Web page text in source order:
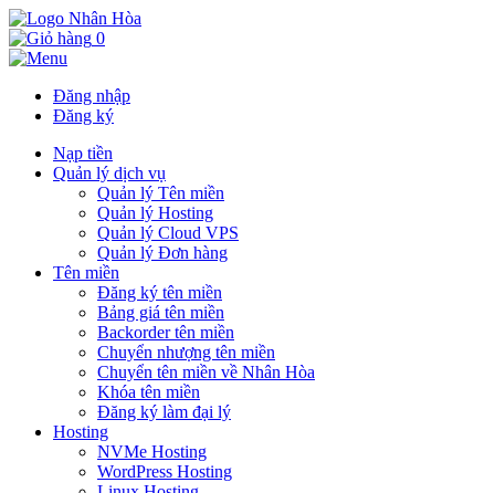
0
Đăng nhập
Đăng ký
Nạp tiền
Quản lý dịch vụ
Quản lý Tên miền
Quản lý Hosting
Quản lý Cloud VPS
Quản lý Đơn hàng
Tên miền
Đăng ký tên miền
Bảng giá tên miền
Backorder tên miền
Chuyển nhượng tên miền
Chuyển tên miền về Nhân Hòa
Khóa tên miền
Đăng ký làm đại lý
Hosting
NVMe Hosting
WordPress Hosting